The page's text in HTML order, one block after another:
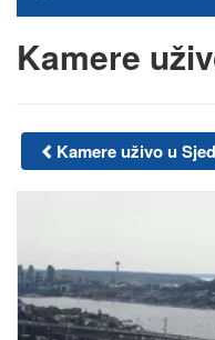
Kamere
Kamere uživo u